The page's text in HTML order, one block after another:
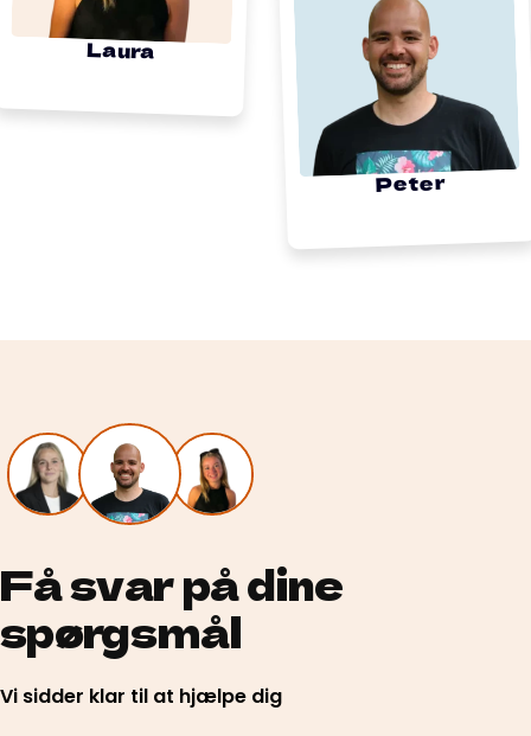
Laura
Peter
Få svar på dine
spørgsmål
Vi sidder klar til at hjælpe dig